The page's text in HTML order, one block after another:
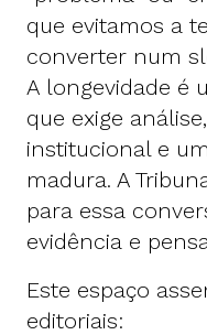
que evitamos a
converter num
A longevidade é
que exige
institucional e
madura. A
para essa
evidência e
Este espaço
editoriais: